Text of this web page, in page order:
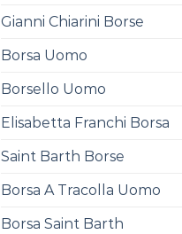
Gianni Chiarini Borse
Borsa Uomo
Borsello Uomo
Elisabetta Franchi Borsa
Saint Barth Borse
Borsa A Tracolla Uomo
Borsa Saint Barth